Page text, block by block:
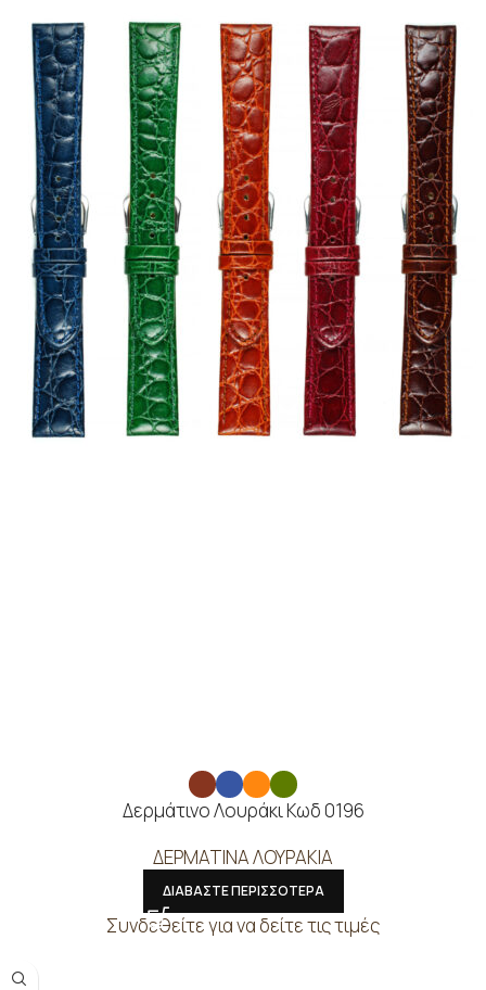
Δερμάτινο Λουράκι Κωδ 0196
ΔΕΡΜΑΤΙΝΑ ΛΟΥΡΑΚΙΑ
ΔΙΑΒΑΣΤΕ ΠΕΡΙΣΣΟΤΕΡΑ
Συνδεθείτε για να δείτε τις τιμές